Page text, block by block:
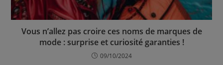
Vous n’allez pas croire ces noms de marques de
mode : surprise et curiosité garanties !
09/10/2024